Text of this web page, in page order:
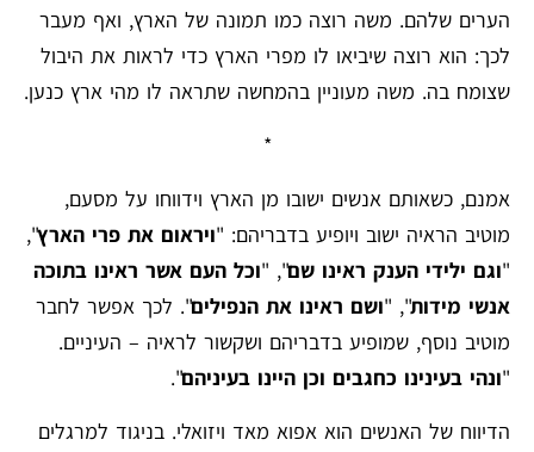
הערים שלהם. משה רוצה כמו תמונה של הארץ, ואף מעבר
לכך: הוא רוצה שיביאו לו מפרי הארץ כדי לראות את היבול
שצומח בה. משה מעוניין בהמחשה שתראה לו מהי ארץ כנען.
*
אמנם, כשאותם אנשים ישובו מן הארץ וידווחו על מסעם,
מוטיב הראיה ישוב ויופיע בדבריהם: "ויראום את פרי הארץ",
"וגם ילידי הענק ראינו שם", "וכל העם אשר ראינו בתוכה
אנשי מידות", "ושם ראינו את הנפילים". לכך אפשר לחבר
מוטיב נוסף, שמופיע בדבריהם ושקשור לראיה – העיניים.
"ונהי בעינינו כחגבים וכן היינו בעיניהם".
הדיווח של האנשים הוא אפוא מאד ויזואלי. בניגוד למרגלים